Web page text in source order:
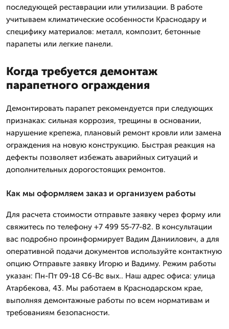
последующей реставрации или утилизации. В работе
учитываем климатические особенности Краснодару и
специфику материалов: металл, композит, бетонные
парапеты или легкие панели.
Когда требуется демонтаж
парапетного ограждения
Демонтировать парапет рекомендуется при следующих
признаках: сильная коррозия, трещины в основании,
нарушение крепежа, плановый ремонт кровли или замена
ограждения на новую конструкцию. Быстрая реакция на
дефекты позволяет избежать аварийных ситуаций и
дополнительных дорогостоящих ремонтов.
Как мы оформляем заказ и организуем работы
Для расчета стоимости отправьте заявку через форму или
свяжитесь по телефону +7 499 55-77-82. В консультации
вас подробно проинформирует Вадим Даниилович, а для
оперативной подачи документов используйте контактную
опцию Отправьте заявку Игорю и Вадиму. Режим работы
указан: Пн-Пт 09-18 Сб-Вс вых.. Наш адрес офиса: улица
Атарбекова, 43. Мы работаем в Краснодарском крае,
выполняя демонтажные работы по всем нормативам и
требованиям безопасности.